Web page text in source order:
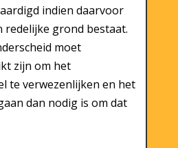
indien daarvoor
redelijke grond bestaat.
moet
zijn om het
te verwezenlijken en het
dan nodig is om dat